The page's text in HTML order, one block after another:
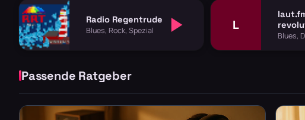
Radio Regentrude
Blues, Rock, Spezial L
Blues,
Passende Ratgeber